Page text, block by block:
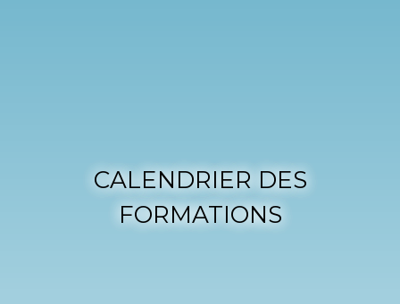
CALENDRIER DES
FORMATIONS